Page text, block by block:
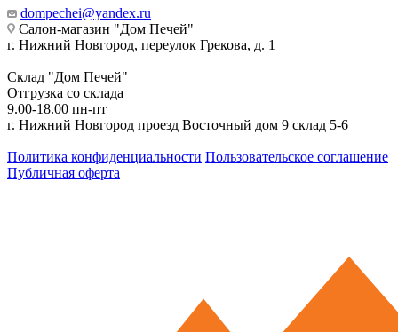
dompechei@yandex.ru
Салон-магазин "Дом Печей"
г. Нижний Новгород, переулок Грекова, д. 1
Склад "Дом Печей"
Отгрузка со склада
9.00-18.00 пн-пт
г. Нижний Новгород проезд Восточный дом 9 склад 5-6
Политика конфиденциальности Пользовательское соглашение
Публичная оферта